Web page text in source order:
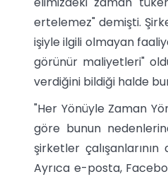
ertelemez" demişti.
işiyle ilgili olmayan
görünür maliyetleri"
verdiğini bildiği halde
"Her Yönüyle Zaman
göre bunun
şirketler
Ayrıca e-posta,